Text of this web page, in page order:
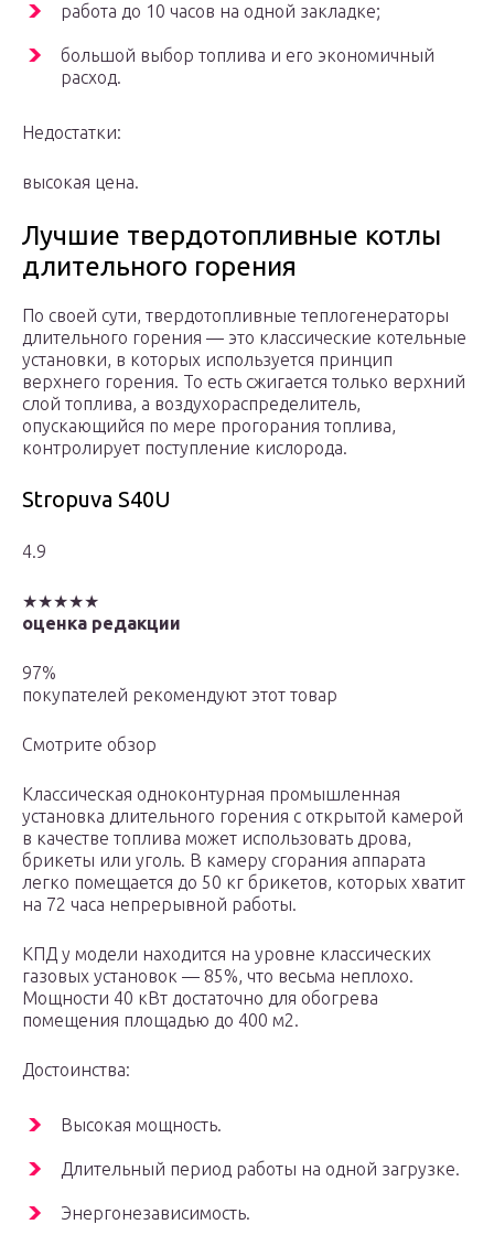
работа до 10 часов на одной закладке;
большой выбор топлива и его экономичный
расход.
Недостатки:
высокая цена.
Лучшие твердотопливные котлы
длительного горения
По своей сути, твердотопливные теплогенераторы
длительного горения — это классические котельные
установки, в которых используется принцип
верхнего горения. То есть сжигается только верхний
слой топлива, а воздухораспределитель,
опускающийся по мере прогорания топлива,
контролирует поступление кислорода.
Stropuva S40U
4.9
★★★★★
оценка редакции
97%
покупателей рекомендуют этот товар
Смотрите обзор
Классическая одноконтурная промышленная
установка длительного горения с открытой камерой
в качестве топлива может использовать дрова,
брикеты или уголь. В камеру сгорания аппарата
легко помещается до 50 кг брикетов, которых хватит
на 72 часа непрерывной работы.
КПД у модели находится на уровне классических
газовых установок — 85%, что весьма неплохо.
Мощности 40 кВт достаточно для обогрева
помещения площадью до 400 м2.
Достоинства:
Высокая мощность.
Длительный период работы на одной загрузке.
Энергонезависимость.